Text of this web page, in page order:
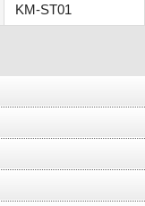
KM-ST01